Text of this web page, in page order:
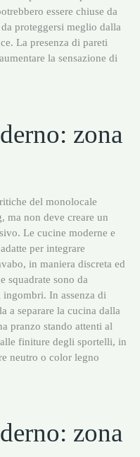
essere chiuse da
proteggersi meglio dalla
La presenza di pareti
la sensazione di
zona
del monolocale
ma non deve creare un
Le cucine moderne e
per integrare
in maniera discreta ed
squadrate sono da
In assenza di
a separare la cucina dalla
pranzo stando attenti al
finiture degli sportelli, in
neutro o color legno
zona